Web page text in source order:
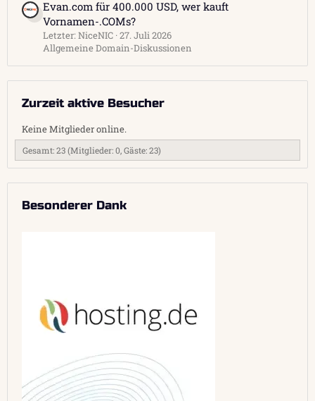
Evan.com für 400.000 USD, wer kauft
Vornamen-.COMs?
Letzter: NiceNIC 27. Juli 2026
Allgemeine Domain-Diskussionen
Zurzeit aktive Besucher
Keine Mitglieder online.
Gesamt: 23 (Mitglieder: 0, Gäste: 23)
Besonderer Dank